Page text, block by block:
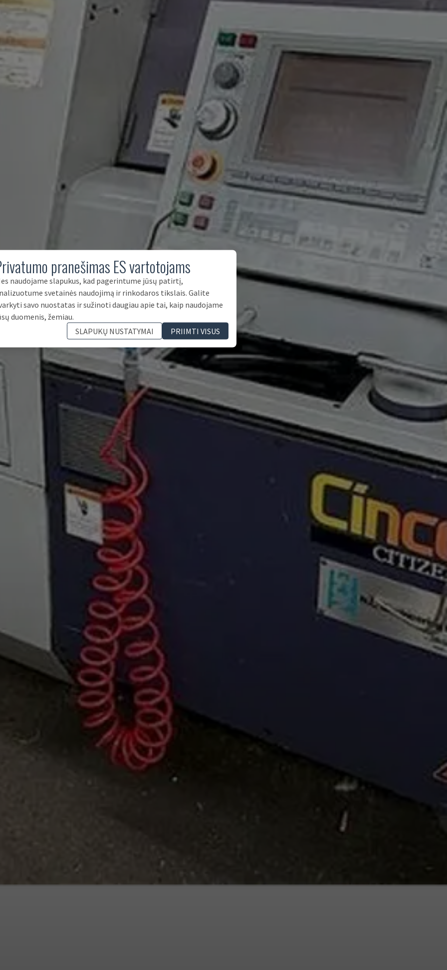
pranešimas ES vartotojams
naudojame slapukus, kad pagerintume jūsų patirtį,
svetainės naudojimą ir rinkodaros tikslais. Galite
savo nuostatas ir sužinoti daugiau apie tai, kaip naudojame
duomenis, žemiau.
SLAPUKŲ NUSTATYMAI
PRIIMTI VISUS